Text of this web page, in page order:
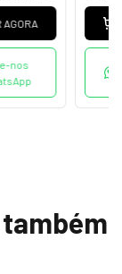
AGORA
nos